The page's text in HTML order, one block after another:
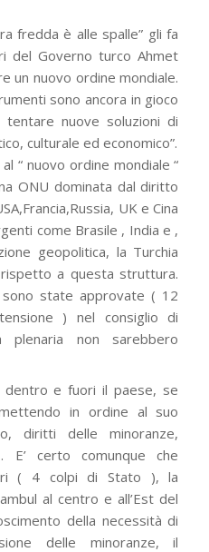
fredda è alle spalle” gli fa
del Governo turco Ahmet
un nuovo ordine mondiale.
sono ancora in gioco
nuove soluzioni di
culturale ed economico”.
“ nuovo ordine mondiale “
ONU dominata dal diritto
UK e Cina
come Brasile , India e ,
geopolitica, la Turchia
a questa struttura.
sono state approvate ( 12
) nel consiglio di
plenaria non sarebbero
dentro e fuori il paese, se
in ordine al suo
diritti delle minoranze,
E’ certo comunque che
( 4 colpi di Stato ), la
al centro e all’Est del
della necessità di
delle minoranze, il